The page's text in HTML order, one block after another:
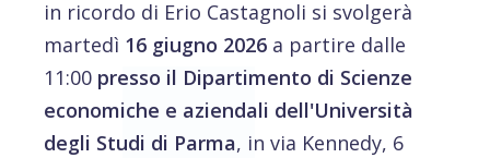
in ricordo di Erio Castagnoli si svolgerà
martedì 16 giugno 2026 a partire dalle
11:00 presso il Dipartimento di Scienze
economiche e aziendali dell'Università
degli Studi di Parma, in via Kennedy, 6